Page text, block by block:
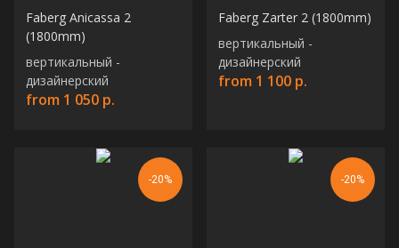
Faberg Anicassa 2
(1800mm)
вертикальный -
дизайнерский
from 1 050 р.
Faberg Zarter 2 (1800mm)
вертикальный -
дизайнерский
from 1 100 р.
-20% -20%